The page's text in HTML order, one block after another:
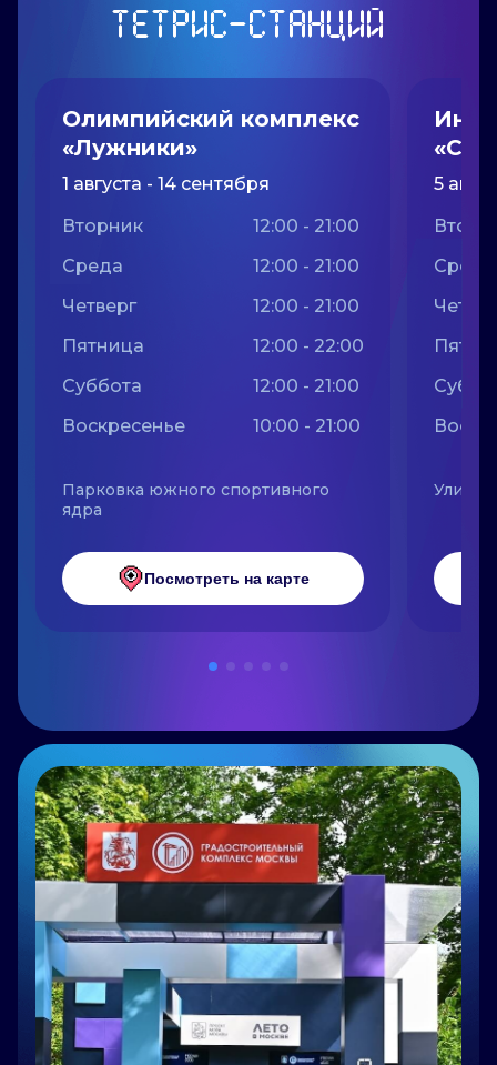
ТЕТРИС-СТАНЦИЙ
Олимпийский комплекс
«Лужники»
1 августа - 14 сентября
Вторник
12:00 - 21:00
Среда
12:00 - 21:00
Четверг
12:00 - 21:00
Пятница
12:00 - 22:00
Суббота
12:00 - 21:00
Воскресенье
10:00 - 21:00
Парковка южного спортивного
ядра
Посмотреть на карте
5
Среда
Улица